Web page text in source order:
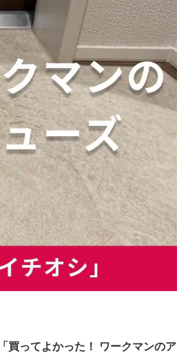
買ってよかった！ ワークマンのア